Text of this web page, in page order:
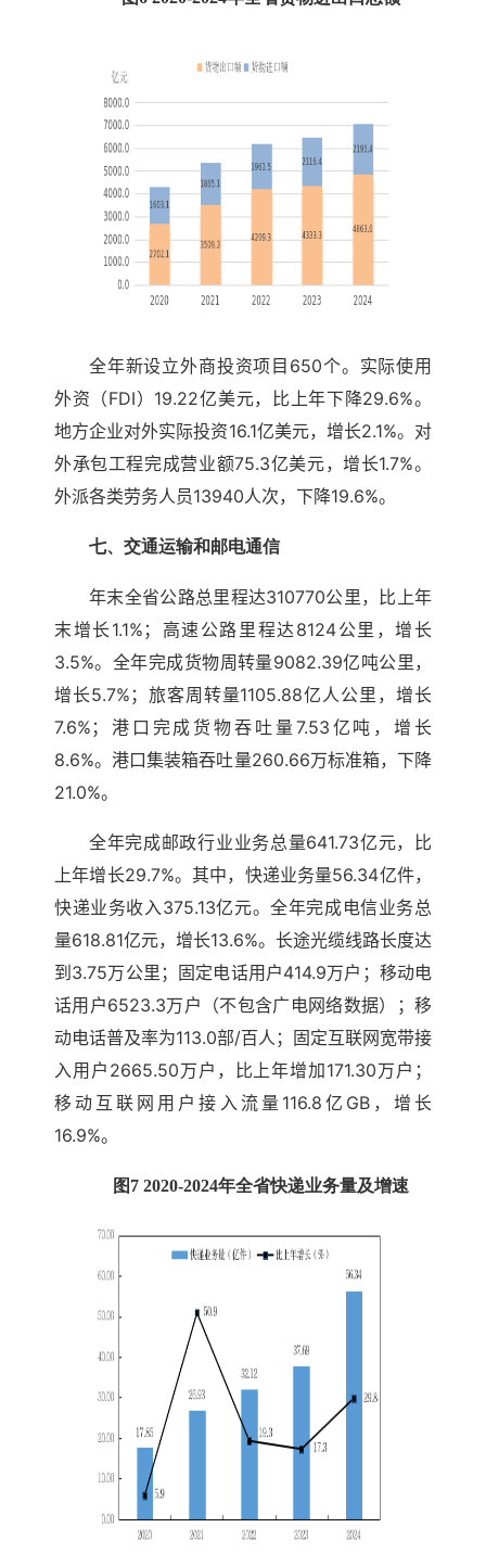
全年新设立外商投资项目650个。实际使用
外资（FDI）19.22亿美元，比上年下降29.6%。
地方企业对外实际投资16.1亿美元，增长2.1%。对
外承包工程完成营业额75.3亿美元，增长1.7%。
外派各类劳务人员13940人次，下降19.6%。
七、交通运输和邮电通信
年末全省公路总里程达310770公里，比上年
末增长1.1%；高速公路里程达8124公里，增长
3.5%。全年完成货物周转量9082.39亿吨公里，
增长5.7%；旅客周转量1105.88亿人公里，增长
7.6%；港口完成货物吞吐量7.53亿吨，增长
8.6%。港口集装箱吞吐量260.66万标准箱，下降
21.0%。
全年完成邮政行业业务总量641.73亿元，比
上年增长29.7%。其中，快递业务量56.34亿件，
快递业务收入375.13亿元。全年完成电信业务总
量618.81亿元，增长13.6%。长途光缆线路长度达
到3.75万公里；固定电话用户414.9万户；移动电
话用户6523.3万户（不包含广电网络数据）；移
动电话普及率为113.0部/百人；固定互联网宽带接
入用户2665.50万户，比上年增加171.30万户；
移动互联网用户接入流量116.8亿GB，增长
16.9%。
图7 2020-2024年全省快递业务量及增速